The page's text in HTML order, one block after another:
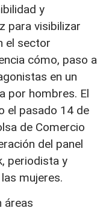
y
para visibilizar
el sector
cómo, paso a
en un
por hombres. El
el pasado 14 de
de Comercio
del panel
periodista y
mujeres.
áreas